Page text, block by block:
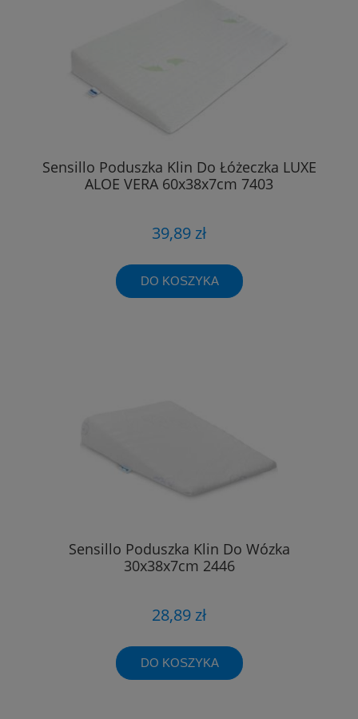
Sensillo Poduszka Klin Do Łóżeczka LUXE
ALOE VERA 60x38x7cm 7403
39,89 zł
DO KOSZYKA
Sensillo Poduszka Klin Do Wózka
30x38x7cm 2446
28,89 zł
DO KOSZYKA